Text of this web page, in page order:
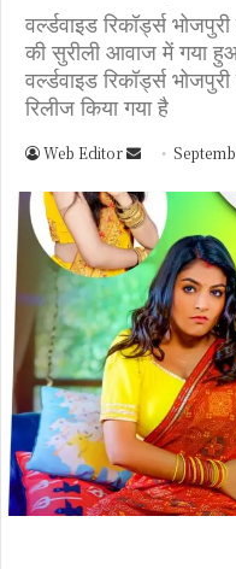
वर्ल्डवाइड रिकॉर्ड्स
की सुरीली आवाज में गया
वर्ल्डवाइड रिकॉर्ड्स
रिलीज किया गया है
Web Editor
n
d
a
n
e
m
l